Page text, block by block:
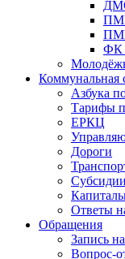
ФК
Коммунальная
Азбука
Тарифы
ЕРКЦ
Дороги
Субсидии
Ответы
Обращения
Запись
Вопрос-